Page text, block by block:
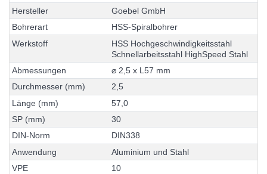
Hersteller Goebel GmbH
Bohrerart HSS-Spiralbohrer
Werkstoff HSS Hochgeschwindigkeitsstahl
Schnellarbeitsstahl HighSpeed Stahl
Abmessungen ⌀ 2 5 x L 57 mm
Durchmesser (mm) 2,5
Länge (mm) 57 0
SP (mm) 30
DIN-Norm DIN338
Anwendung Aluminium und Stahl
VPE 10